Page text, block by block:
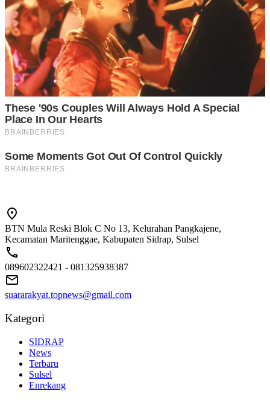
BTN Mula Reski Blok C No 13, Kelurahan Pangkajene,
Kecamatan Maritenggae, Kabupaten Sidrap, Sulsel
089602322421 - 081325938387
suararakyat.topnews@gmail.com
Kategori
SIDRAP
News
Terbaru
Sulsel
Enrekang